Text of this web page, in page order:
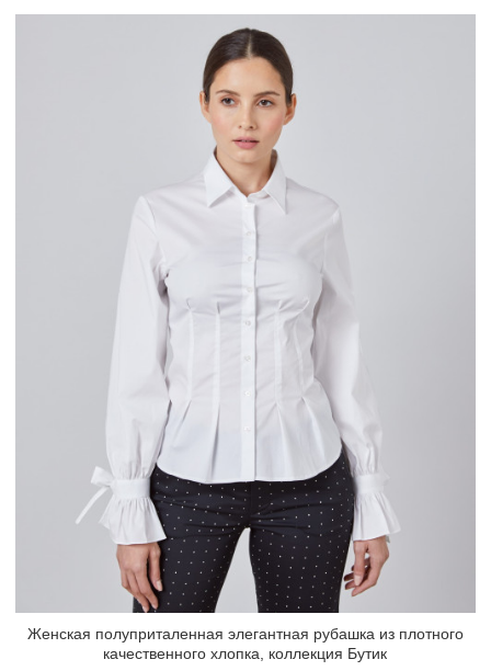
Женская полуприталенная элегантная рубашка из плотного
качественного хлопка, коллекция Бутик